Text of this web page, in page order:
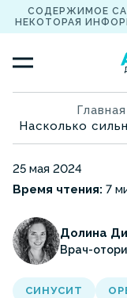
СОДЕРЖИМОЕ
НЕКОТОРАЯ
Главная
Насколько
25 мая 2024
Время чтения: 7
Долина
Врач-
СИНУСИТ